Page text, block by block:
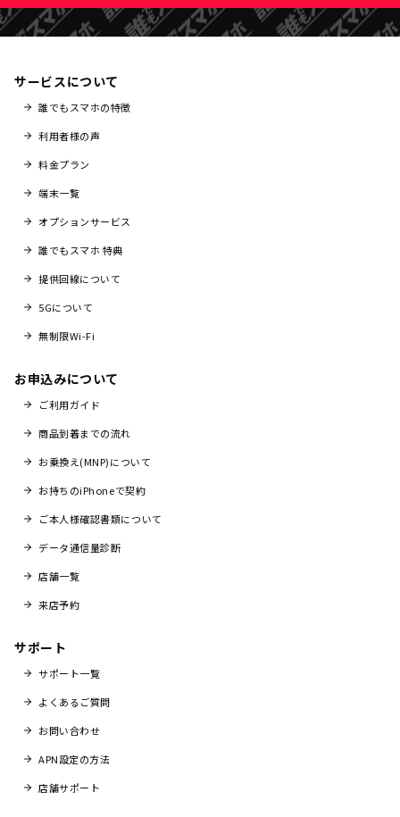
サービスについて
誰でもスマホの特徴
利用者様の声
料金プラン
端末一覧
オプションサービス
誰でもスマホ 特典
提供回線について
5Gについて
無制限Wi-Fi
お申込みについて
ご利用ガイド
商品到着までの流れ
お乗換え(MNP)について
お持ちのiPhoneで契約
ご本人様確認書類について
データ通信量診断
店舗一覧
来店予約
サポート
サポート一覧
よくあるご質問
お問い合わせ
APN設定の方法
店舗サポート